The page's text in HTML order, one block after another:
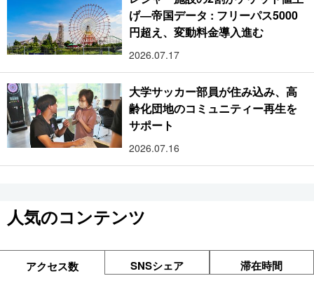
げ―帝国データ : フリーパス5000
円超え、変動料金導入進む
2026.07.17
大学サッカー部員が住み込み、高
齢化団地のコミュニティー再生を
サポート
2026.07.16
人気のコンテンツ
アクセス数 SNSシェア 滞在時間